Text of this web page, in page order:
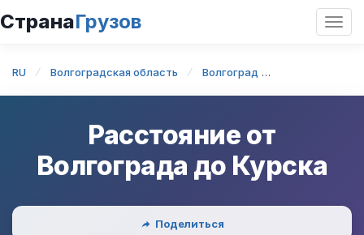
СтранаГрузов
RU Волгоградская область Волгоград
Расстояние от
Волгограда до Курска
Поделиться